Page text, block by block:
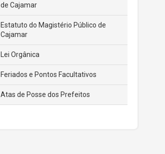
de Cajamar
Estatuto do Magistério Público de
Cajamar
Lei Orgânica
Feriados e Pontos Facultativos
Atas de Posse dos Prefeitos